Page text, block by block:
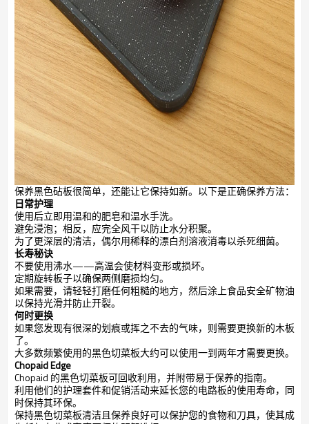
保养黑色砧板很简单，还能让它保持如新。以下是正确保养方法：
日常护理
使用后立即用温和的肥皂和温水手洗。
避免浸泡；相反，应完全风干以防止水分积聚。
为了更深层的清洁，偶尔用稀释的漂白剂溶液消毒以杀死细菌。
长寿秘诀
不要使用沸水——高温会使材料变形或损坏。
定期旋转板子以确保两侧磨损均匀。
如果需要，请轻轻打磨任何粗糙的地方，然后涂上食品安全矿物油
以保持光滑并防止开裂。
何时更换
如果您发现有很深的划痕或挥之不去的气味，则需要更换新的木板
了。
大多数频繁使用的黑色切菜板大约可以使用一到两年才需要更换。
Chopaid Edge
Chopaid 的黑色切菜板可回收利用，并附带易于保养的指南。
利用他们的护理套件和促销活动来延长您的电路板的使用寿命，同
时保持其环保。
保持黑色切菜板清洁且保养良好可以保护您的食物和刀具，使其成